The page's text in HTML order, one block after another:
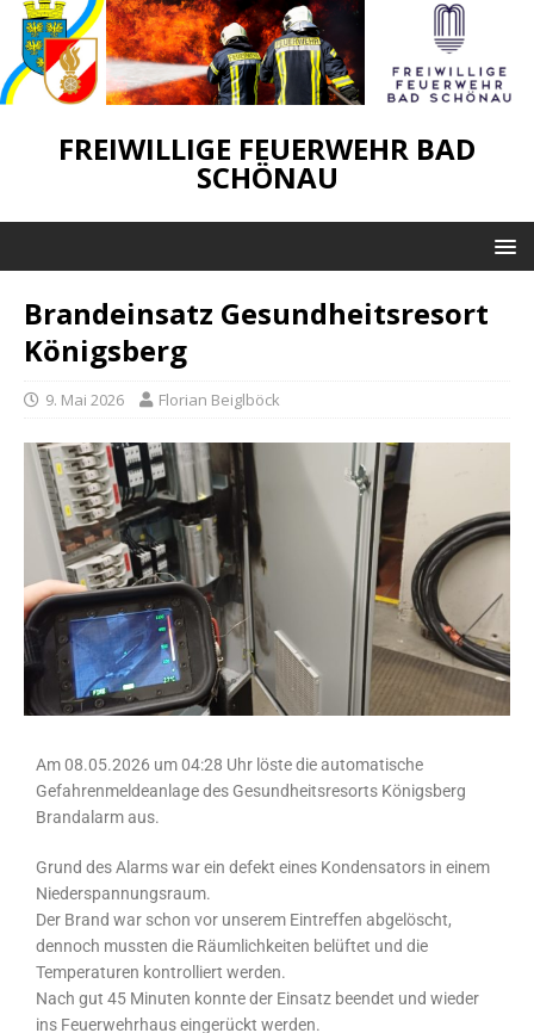
FREIWILLIGE FEUERWEHR BAD
SCHÖNAU
Brandeinsatz Gesundheitsresort
Königsberg
9. Mai 2026 Florian Beiglböck
Am 08.05.2026 um 04:28 Uhr löste die automatische
Gefahrenmeldeanlage des Gesundheitsresorts Königsberg
Brandalarm aus.
Grund des Alarms war ein defekt eines Kondensators in einem
Niederspannungsraum.
Der Brand war schon vor unserem Eintreffen abgelöscht,
dennoch mussten die Räumlichkeiten belüftet und die
Temperaturen kontrolliert werden.
Nach gut 45 Minuten konnte der Einsatz beendet und wieder
ins Feuerwehrhaus eingerückt werden.